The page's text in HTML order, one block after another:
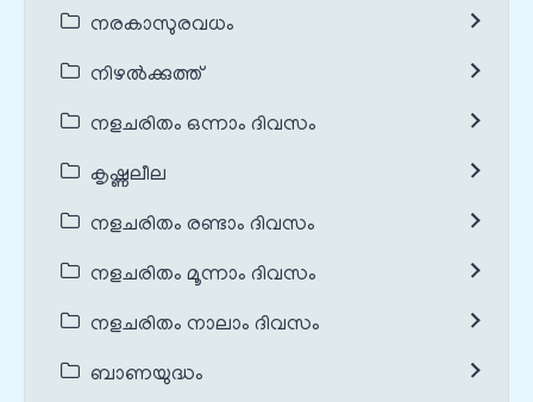
നരകാസുരവധം
നിഴൽക്കുത്ത്
നളചരിതം ഒന്നാം ദിവസം
കൃഷ്ണലീല
നളചരിതം രണ്ടാം ദിവസം
നളചരിതം മൂന്നാം ദിവസം
നളചരിതം നാലാം ദിവസം
ബാണയുദ്ധം